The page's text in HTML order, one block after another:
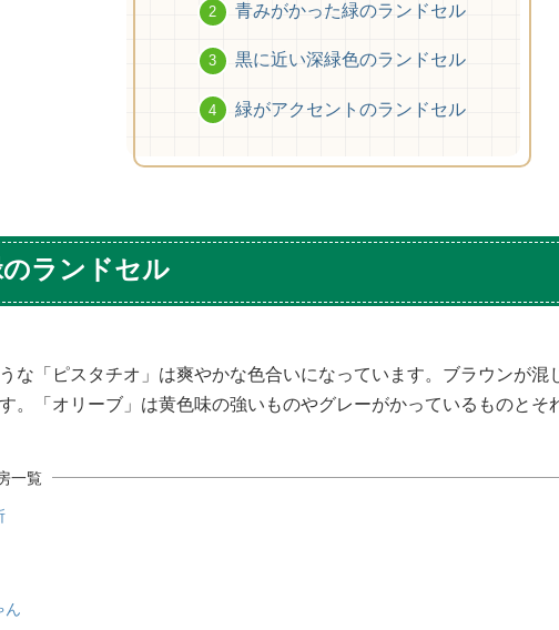
青みがかった緑のランドセル
黒に近い深緑色のランドセル
緑がアクセントのランドセル
ランドセル
な「ピスタチオ」は爽やかな色合いになっています。ブラウンが混
。「オリーブ」は黄色味の強いものやグレーがかっているものとそ
一覧
ん